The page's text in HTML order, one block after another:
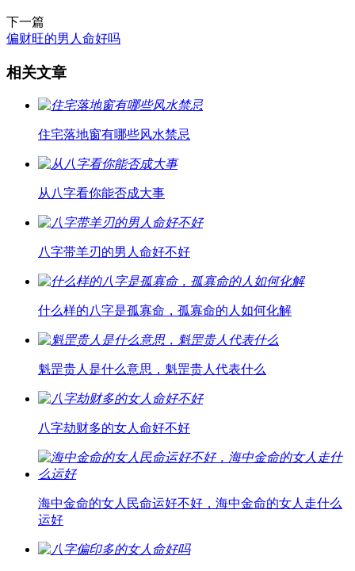
下一篇
偏财旺的男人命好吗
相关文章
住宅落地窗有哪些风水禁忌
从八字看你能否成大事
八字带羊刃的男人命好不好
什么样的八字是孤寡命，孤寡命的人如何化解
魁罡贵人是什么意思，魁罡贵人代表什么
八字劫财多的女人命好不好
海中金命的女人民命运好不好，海中金命的女人走什么
运好